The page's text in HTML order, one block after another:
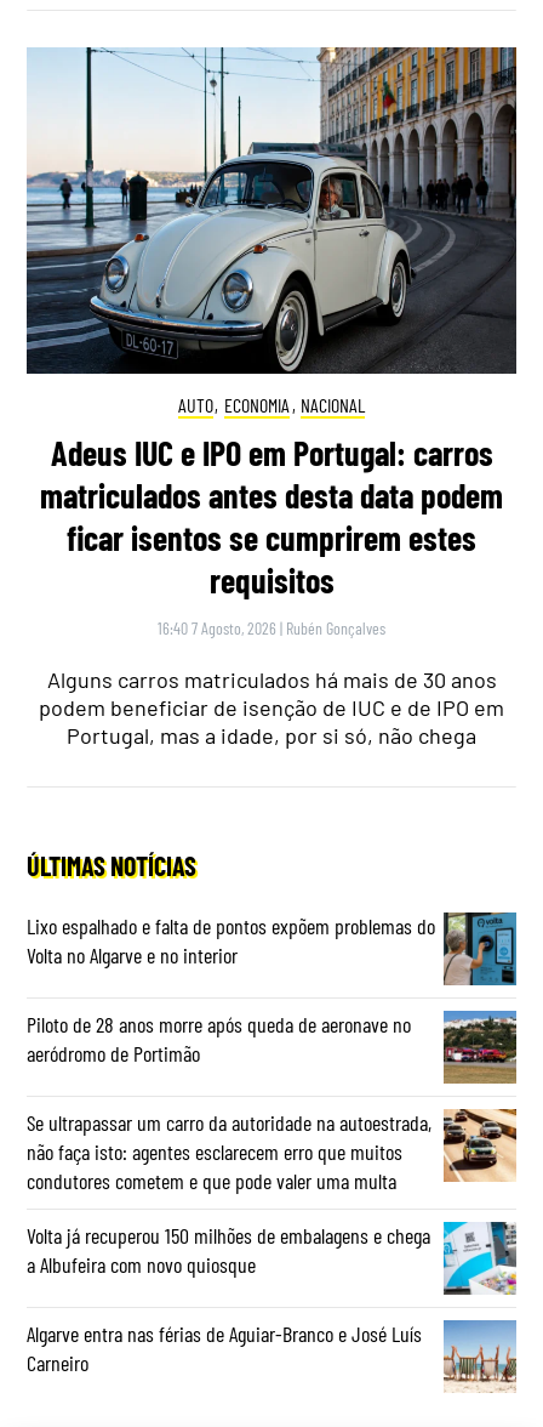
AUTO, ECONOMIA , NACIONAL
Adeus IUC e IPO em Portugal: carros
matriculados antes desta data podem
ficar isentos se cumprirem estes
requisitos
16:40 7 Agosto, 2026 | Rubén Gonçalves
Alguns carros matriculados há mais de 30 anos
podem beneficiar de isenção de IUC e de IPO em
Portugal, mas a idade, por si só, não chega
ÚLTIMAS NOTÍCIAS
Lixo espalhado e falta de pontos expõem problemas do
Volta no Algarve e no interior
Piloto de 28 anos morre após queda de aeronave no
aeródromo de Portimão
Se ultrapassar um carro da autoridade na autoestrada,
não faça isto: agentes esclarecem erro que muitos
condutores cometem e que pode valer uma multa
Volta já recuperou 150 milhões de embalagens e chega
a Albufeira com novo quiosque
Algarve entra nas férias de Aguiar-Branco e José Luís
Carneiro